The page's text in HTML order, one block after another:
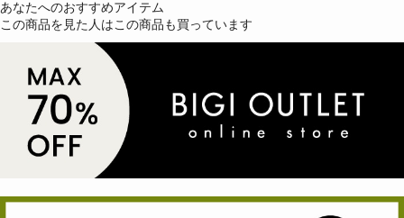
あなたへのおすすめアイテム
この商品を見た人はこの商品も買っています